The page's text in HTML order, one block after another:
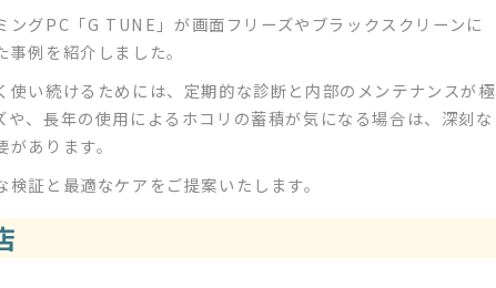
グPC「G TUNE」が画面フリーズやブラックスクリーンに
例を紹介しました。
い続けるためには、定期的な診断と内部のメンテナンスが極
、長年の使用によるホコリの蓄積が気になる場合は、深刻な
あります。
証と最適なケアをご提案いたします。